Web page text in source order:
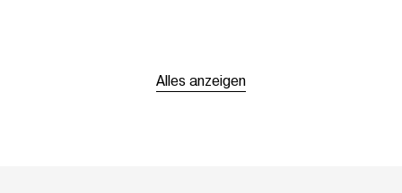
Alles anzeigen